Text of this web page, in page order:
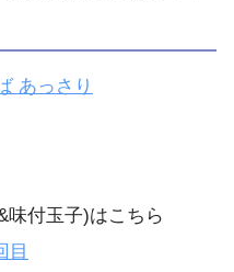
味付玉子)はこちら
目